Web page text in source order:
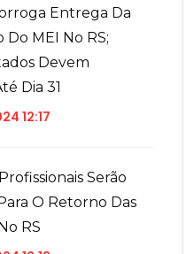
Entrega Da
Do MEI No RS;
Devem
Dia 31
12:17
Serão
O Retorno Das
RS